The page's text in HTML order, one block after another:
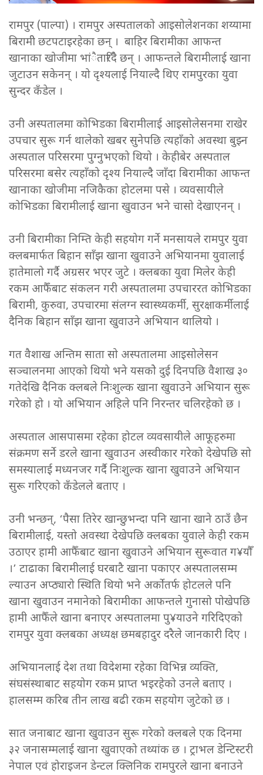
रामपुर (पाल्पा) । रामपुर अस्पतालको आइसोलेशनका शय्यामा
बिरामीे छटपटाइरहेका छन् । बाहिर बिरामीका आफन्त
खानाका खोजीमा भांैतारिँदै छन् । आफन्तले बिरामीलाई खाना
जुटाउन सकेनन् । यो दृश्यलाई नियाल्दै थिए रामपुरका युवा
सुन्दर कँडेल ।
उनी अस्पतालमा कोभिडका बिरामीलाई आइसोलेसनमा राखेर
उपचार सुरू गर्न थालेको खबर सुनेपछि त्यहाँको अवस्था बुझ्न
अस्पताल परिसरमा पुग्नुभएको थियो । केहीबेर अस्पताल
परिसरमा बसेर त्यहाँको दृश्य नियाल्दै जाँदा बिरामीका आफन्त
खानाका खोजीमा नजिकैका होटलमा पसे । व्यवसायीले
कोभिडका बिरामीलाई खाना खुवाउन भने चासो देखाएनन् ।
उनी बिरामीका निम्ति केही सहयोग गर्ने मनसायले रामपुर युवा
क्लबमार्फत बिहान साँझ खाना खुवाउने अभियानमा युवालाई
हातेमालो गर्दै अग्रसर भएर जुटे । क्लबका युवा मिलेर केही
रकम आफैँबाट संकलन गरी अस्पतालमा उपचाररत कोभिडका
बिरामी, कुरुवा, उपचारमा संलग्न स्वास्थ्यकर्मी, सुरक्षाकर्मीलाई
दैनिक बिहान साँझ खाना खुवाउने अभियान थालियो ।
गत वैशाख अन्तिम साता सो अस्पतालमा आइसोलेसन
सञ्चालनमा आएको थियो भने यसकोे दुई दिनपछि वैशाख ३०
गतेदेखि दैनिक क्लबले निःशुल्क खाना खुवाउने अभियान सुरू
गरेको हो । यो अभियान अहिले पनि निरन्तर चलिरहेको छ ।
अस्पताल आसपासमा रहेका होटल व्यवसायीले आफूहरुमा
संक्रमण सर्ने डरले खाना खुवाउन अस्वीकार गरेको देखेपछि सो
समस्यालाई मध्यनजर गर्दै निःशुल्क खाना खुवाउने अभियान
सुरू गरिएको कँडेलले बताए ।
उनी भन्छन्, ‘पैसा तिरेर खान्छुभन्दा पनि खाना खाने ठाउँ छैन
बिरामीलाई, यस्तो अवस्था देखेपछि क्लबका युवाले केही रकम
उठाएर हामी आफैँबाट खाना खुवाउने अभियान सुरूवात ग¥यौँ
।’ टाढाका बिरामीलाई घरबाटै खाना पकाएर अस्पतालसम्म
ल्याउन अप्ठ्यारो स्थिति थियो भने अर्कोतर्फ होटलले पनि
खाना खुवाउन नमानेको बिरामीका आफन्तले गुनासो पोखेपछि
हामी आफैँले खाना बनाएर अस्पतालमा पु¥याउने गरिदिएको
रामपुर युवा क्लबका अध्यक्ष छमबहादुर दरैले जानकारी दिए ।
अभियानलाई देश तथा विदेशमा रहेका विभिन्न व्यक्ति,
संघसंस्थाबाट सहयोग रकम प्राप्त भइरहेको उनले बताए ।
हालसम्म करिब तीन लाख बढी रकम सहयोग जुटेको छ ।
सात जनाबाट खाना खुवाउन सुरू गरेको क्लबले एक दिनमा
३२ जनासम्मलाई खाना खुवाएको तथ्यांक छ । ट्राभल डेन्टिस्टरी
नेपाल एवं होराइजन डेन्टल क्लिनिक रामपुरले खाना बनाउने